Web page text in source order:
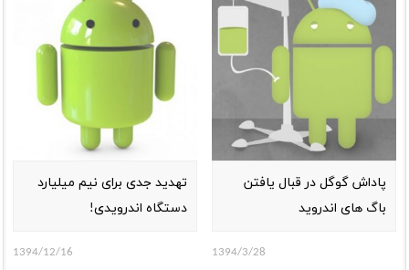
پاداش گوگل در قبال یافتن
باگ های اندروید
1394/3/28
تهدید جدی برای نیم میلیارد
دستگاه اندرویدی!
1394/12/16